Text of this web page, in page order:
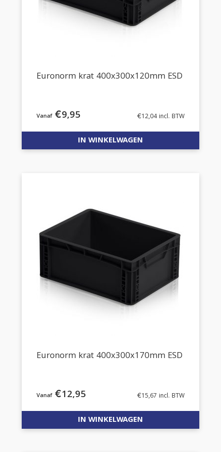
Euronorm krat 400x300x120mm ESD
€9,95 €12,04incl. BTW
IN WINKELWAGEN
Euronorm krat 400x300x170mm ESD
€12,95 €15,67 incl. BTW
IN WINKELWAGEN